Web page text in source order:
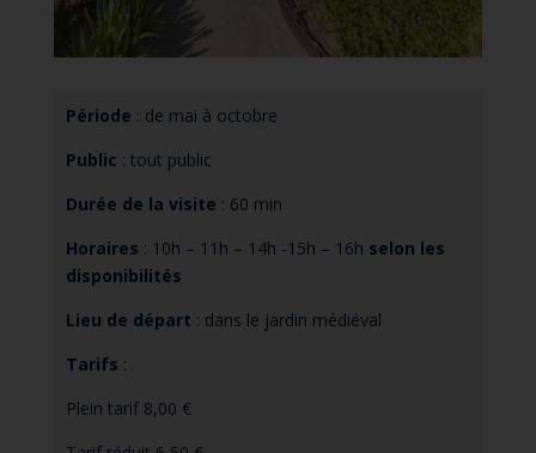
Période : de mai à octobre
Public : tout public
Durée de la visite : 60 min
Horaires : 10h – 11h – 14h -15h – 16h selon les
disponibilités
Lieu de départ : dans le jardin médiéval
Tarifs :
Plein tarif 8,00 €